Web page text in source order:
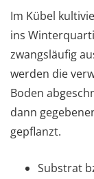
Im Kübel
ins
zwangsläufig
werden die
Boden
dann
gepflanzt.
Substrat